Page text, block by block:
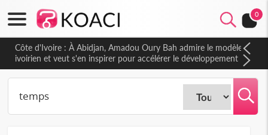
0
Côte d'Ivoire : À Abidjan, Amadou Oury Bah admire le modèle
ivoirien et veut s'en inspirer pour accélérer le développement
de la Guinée